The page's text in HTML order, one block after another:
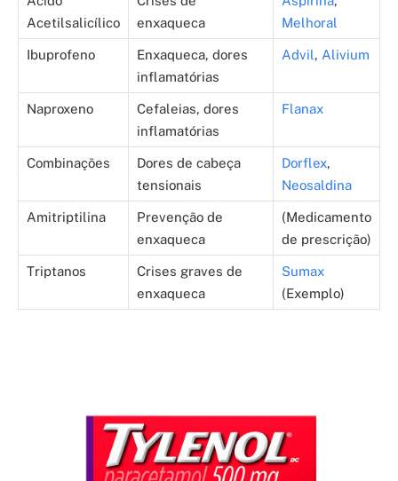
Acetilsalicílico
enxaqueca
Melhoral
Ibuprofeno
Enxaqueca, dores
inflamatórias
Advil, Alivium
Naproxeno
Cefaleias, dores
inflamatórias
Flanax
Combinações
Dores de cabeça
tensionais
Dorflex,
Neosaldina
Amitriptilina
Prevenção de
enxaqueca
(Medicamento
de prescrição)
Triptanos
Crises graves de
enxaqueca
Sumax
(Exemplo)